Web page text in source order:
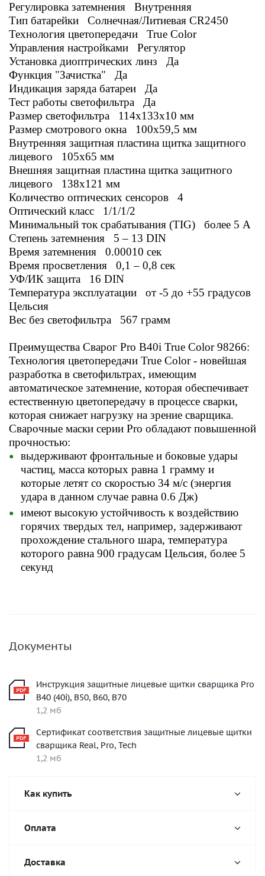
Регулировка затемнения Внутренняя
Тип батарейки Солнечная/Литиевая CR2450
Технология цветопередачи True Color
Управления настройками Регулятор
Установка диоптрических линз Да
Функция "Зачистка" Да
Индикация заряда батареи Да
Тест работы светофильтра Да
Размер светофильтра 114x133x10 мм
Размер смотрового окна 100x59,5 мм
Внутренняя защитная пластина щитка защитного
лицевого 105x65 мм
Внешняя защитная пластина щитка защитного
лицевого 138x121 мм
Количество оптических сенсоров 4
Оптический класс 1/1/1/2
Минимальный ток срабатывания (TIG) более 5 А
Степень затемнения 5 – 13 DIN
Время затемнения 0.00010 сек
Время просветления 0,1 – 0,8 сек
УФ/ИК защита 16 DIN
Температура эксплуатации от -5 до +55 градусов
Цельсия
Вес без светофильтра 567 грамм
Преимущества Сварог Pro B40i True Color 98266:
Технология цветопередачи True Color - новейшая
разработка в светофильтрах, имеющим
автоматическое затемнение, которая обеспечивает
естественную цветопередачу в процессе сварки,
которая снижает нагрузку на зрение сварщика.
Сварочные маски серии Pro обладают повышенной
прочностью:
выдерживают фронтальные и боковые удары
частиц, масса которых равна 1 грамму и
которые летят со скоростью 34 м/с (энергия
удара в данном случае равна 0.6 Дж)
имеют высокую устойчивость к воздействию
горячих твердых тел, например, задерживают
прохождение стального шара, температура
которого равна 900 градусам Цельсия, более 5
секунд
Документы
Инструкция защитные лицевые щитки сварщика Pro
B40 (40i), B50, B60, B70
1,2 мб
Сертификат соответствия защитные лицевые щитки
сварщика Real, Pro, Tech
1,2 мб
Как купить
Оплата
Доставка